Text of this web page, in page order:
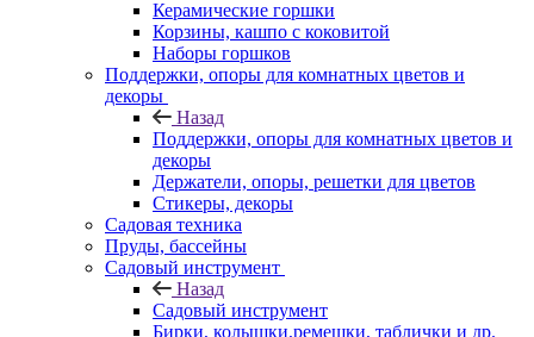
Керамические горшки
Корзины, кашпо с коковитой
Наборы горшков
Поддержки, опоры для комнатных цветов и
декоры
Назад
Поддержки, опоры для комнатных цветов и
декоры
Держатели, опоры, решетки для цветов
Стикеры, декоры
Садовая техника
Пруды, бассейны
Садовый инструмент
Назад
Садовый инструмент
Бирки, колышки,ремешки, таблички и др.